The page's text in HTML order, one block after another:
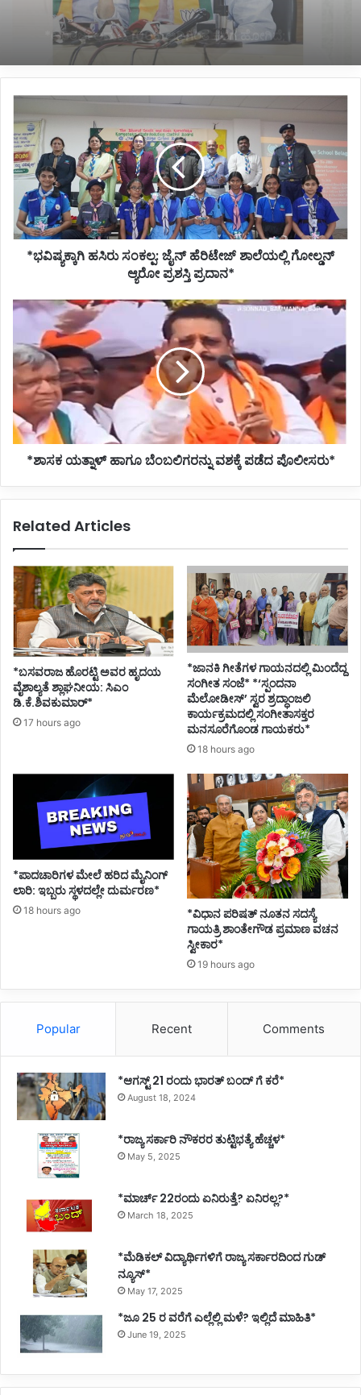
*ಹೊರಟ್ಟಿಯವರಿಂದ ರಾಜೀನಾಮೆ ಪಡೆದ ಸರ್ಕಾರದ ನಡೆ
ಪರಿಷತ್ ಇಹಾಸದಲ್ಲಿ ಕಪ್ಪು ಚುಕ್ಕೆ:ಬಸವರಾಜ ಬೊಮ್ಮಾಯಿ*
*ಭವಿಷ್ಯಕ್ಕಾಗಿ
ಹಸಿರು
ಸಂಕಲ್ಪ:
ಜೈನ್
ಹೆರಿಟೇಜ್
ಶಾಲೆಯಲ್ಲಿ
ಗೋಲ್ಡನ್
ಆ್ಯರೋ
ಪ್ರಶಸ್ತಿ
ಪ್ರದಾನ*
*ಭವಿಷ್ಯಕ್ಕಾಗಿ ಹಸಿರು ಸಂಕಲ್ಪ: ಜೈನ್ ಹೆರಿಟೇಜ್ ಶಾಲೆಯಲ್ಲಿ ಗೋಲ್ಡನ್
ಆ್ಯರೋ ಪ್ರಶಸ್ತಿ ಪ್ರದಾನ*
*ಶಾಸಕ
ಹಾಗೂ
ಬೆಂಬಲಿಗರನ್ನು
ವಶಕ್ಕೆ
ಪಡೆದ
ಪೊಲೀಸರು*
*ಶಾಸಕ ಯತ್ನಾಳ್ ಹಾಗೂ ಬೆಂಬಲಿಗರನ್ನು ವಶಕ್ಕೆ ಪಡೆದ ಪೊಲೀಸರು*
Related Articles
*ಬಸವರಾಜ ಹೊರಟ್ಟಿ ಅವರ ಹೃದಯ
ವೈಶಾಲ್ಯತೆ ಶ್ಲಾಘನೀಯ: ಸಿಎಂ
ಡಿ.ಕೆ.ಶಿವಕುಮಾರ್*
17 hours ago
*ಜಾನಕಿ ಗೀತೆಗಳ ಗಾಯನದಲ್ಲಿ ಮಿಂದೆದ್ದ
ಸಂಗೀತ ಸಂಜೆ* *‘ಸ್ಪಂದನಾ
ಮೆಲೋಡೀಸ್’ ಸ್ವರ ಶ್ರದ್ಧಾಂಜಲಿ
ಕಾರ್ಯಕ್ರಮದಲ್ಲಿ ಸಂಗೀತಾಸಕ್ತರ
ಮನಸೂರೆಗೊಂಡ ಗಾಯಕರು*
18 hours ago
*ಪಾದಚಾರಿಗಳ ಮೇಲೆ ಹರಿದ ಮೈನಿಂಗ್
ಲಾರಿ: ಇಬ್ಬರು ಸ್ಥಳದಲ್ಲೇ ದುರ್ಮರಣ*
18 hours ago
*ವಿಧಾನ ಪರಿಷತ್ ನೂತನ ಸದಸ್ಯೆ
ಗಾಯತ್ರಿ ಶಾಂತೇಗೌಡ ಪ್ರಮಾಣ ವಚನ
ಸ್ವೀಕಾರ*
19 hours ago
Popular Recent Comments
*ಆಗಸ್ಟ್ 21 ರಂದು ಭಾರತ್‌ ಬಂದ್‌ ಗೆ ಕರೆ*
August 18, 2024
*ರಾಜ್ಯ ಸರ್ಕಾರಿ ನೌಕರರ ತುಟ್ಟಿಭತ್ಯೆ ಹೆಚ್ಚಳ*
May 5, 2025
*ಮಾರ್ಚ್ 22ರಂದು ಏನಿರುತ್ತೆ? ಏನಿರಲ್ಲ?*
March 18, 2025
*ಮೆಡಿಕಲ್ ವಿದ್ಯಾರ್ಥಿಗಳಿಗೆ ರಾಜ್ಯ ಸರ್ಕಾರದಿಂದ ಗುಡ್
ನ್ಯೂಸ್*
May 17, 2025
*ಜೂ 25 ರ ವರೆಗೆ ಎಲ್ಲೆಲ್ಲಿ ಮಳೆ? ಇಲ್ಲಿದೆ ಮಾಹಿತಿ*
June 19, 2025